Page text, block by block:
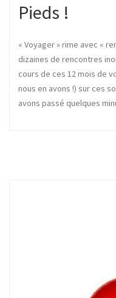
Pieds !
« Voyager » rime avec «
dizaines de rencontres
cours de ces 12 mois de
nous en avons !) sur ces
avons passé quelques